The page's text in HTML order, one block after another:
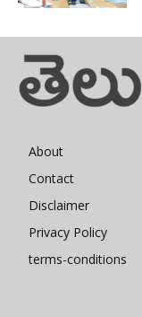
About
Contact
Disclaimer
Privacy Policy
terms-conditions